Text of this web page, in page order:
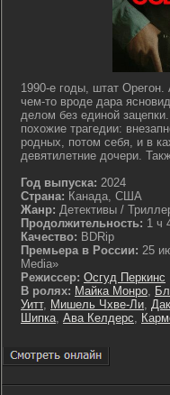
1990-е годы, штат
чем-то вроде дара
делом без единой
похожие трагедии:
родных, потом себя, и в
девятилетние дочери.
Год выпуска: 2024
Страна: Канада, США
Жанр: Детективы /
Продолжительность: 1 ч
Качество: BDRip
Премьера в России: 25
Media»
Режиссер: Осгуд Перкинс
В ролях: Майка Монро,
Уитт, Мишель Чхве-Ли,
Шипка, Ава Келдерс,